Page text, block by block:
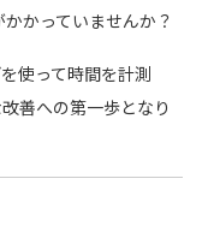
かっていませんか？
使って時間を計測
善への第一歩となり